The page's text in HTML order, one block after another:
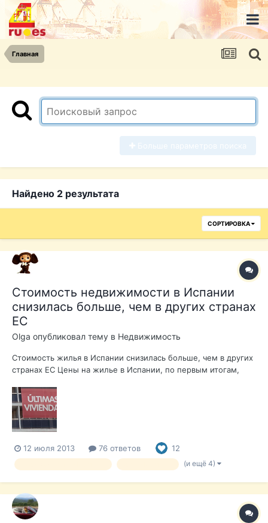
Главная
Найдено 2 результата
СОРТИРОВКА
Стоимость недвижимости в Испании
снизилась больше, чем в других странах
ЕС
Olga опубликовал тему в Недвижимость
Стоимость жилья в Испании снизилась больше, чем в других
странах ЕС Цены на жилье в Испании, по первым итогам,
аналогичным периодом 2012 года. Это максимальный
показатель падения среди всех стран еврозоны, где цены на
недвижимость снизи...
12 июля 2013 76 ответов 12
(и ещё 4)